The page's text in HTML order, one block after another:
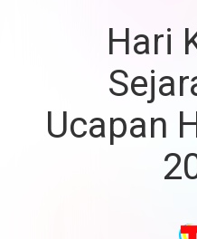
Hari
Ucapan